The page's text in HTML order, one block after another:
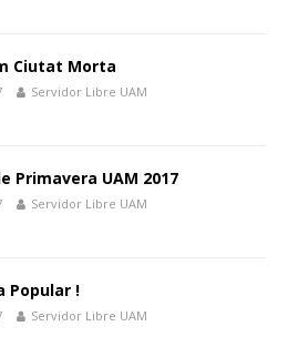
Ciutat Morta
Servidor Libre UAM
Primavera UAM 2017
Servidor Libre UAM
Popular !
Servidor Libre UAM